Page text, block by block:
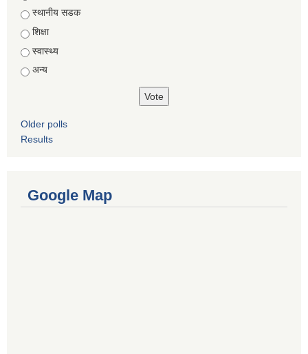
स्थानीय सडक
शिक्षा
स्वास्थ्य
अन्य
Older polls
Results
Google Map